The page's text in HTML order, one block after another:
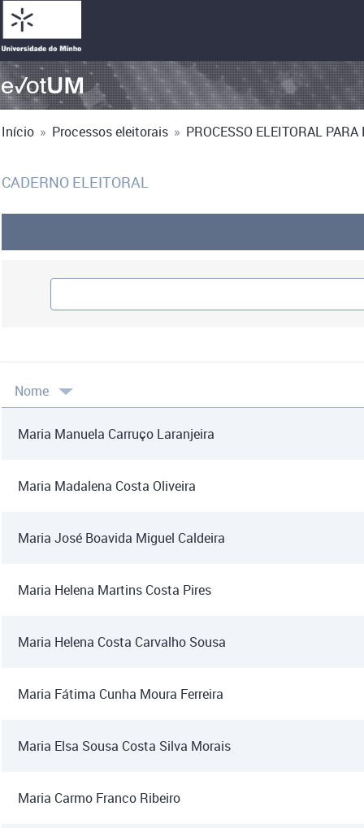
Início » Processos eleitorais » PROCESSO ELEITORAL
CADERNO ELEITORAL
Nome
Maria Manuela Carruço Laranjeira
Maria Madalena Costa Oliveira
Maria José Boavida Miguel Caldeira
Maria Helena Martins Costa Pires
Maria Helena Costa Carvalho Sousa
Maria Fátima Cunha Moura Ferreira
Maria Elsa Sousa Costa Silva Morais
Maria Carmo Franco Ribeiro